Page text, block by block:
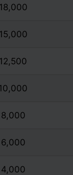
18,000
15,000
12,500
8,000
6,000
4,000